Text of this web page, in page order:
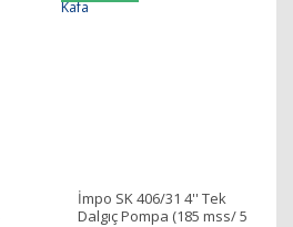
İmpo SK 406/31 4'' Tek
Dalgıç Pompa (185 mss/ 5